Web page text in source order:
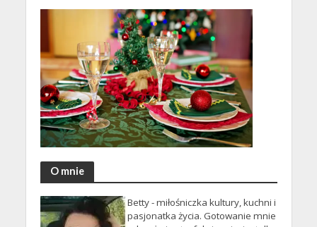
O mnie
Betty - miłośniczka kultury, kuchni i
pasjonatka życia. Gotowanie mnie